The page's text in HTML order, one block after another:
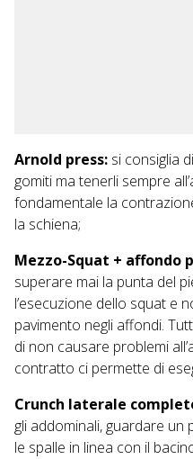
Arnold press: si consiglia
gomiti ma tenerli sempre
fondamentale la
la schiena;
Mezzo-Squat + affondo
superare mai la punta del
l’esecuzione dello squat e
pavimento negli affondi.
di non causare problemi
contratto ci permette di
Crunch laterale
gli addominali, guardare
le spalle in linea con il